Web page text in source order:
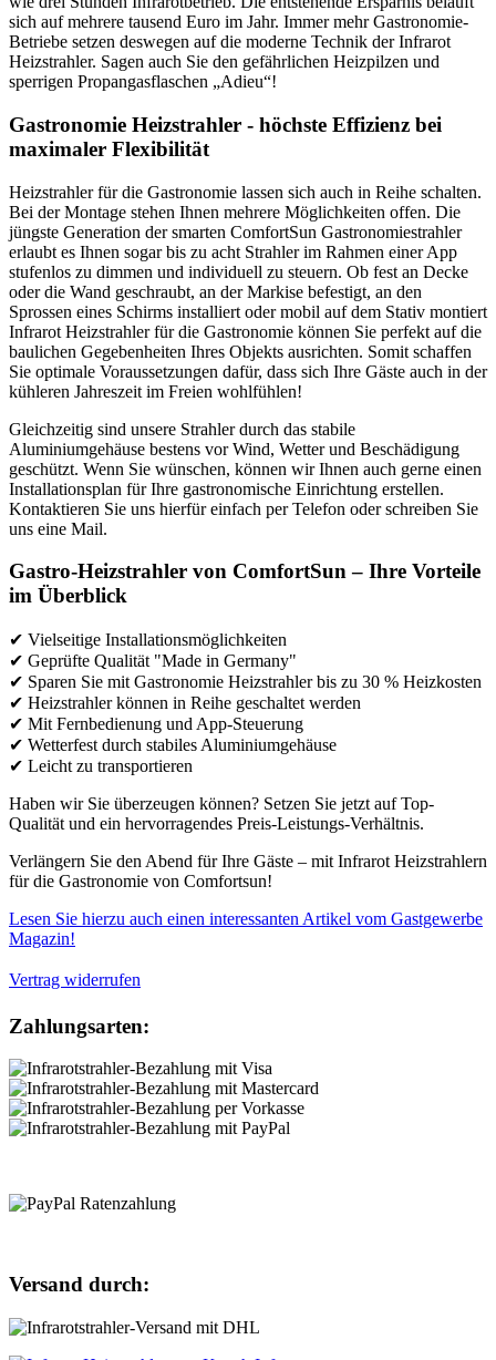
sich auf mehrere tausend Euro im Jahr. Immer mehr Gastronomie-
Betriebe setzen deswegen auf die moderne Technik der Infrarot
Heizstrahler. Sagen auch Sie den gefährlichen Heizpilzen und
sperrigen Propangasflaschen „Adieu“!
Gastronomie Heizstrahler - höchste Effizienz bei
maximaler Flexibilität
Heizstrahler für die Gastronomie lassen sich auch in Reihe schalten.
Bei der Montage stehen Ihnen mehrere Möglichkeiten offen. Die
jüngste Generation der smarten ComfortSun Gastronomiestrahler
erlaubt es Ihnen sogar bis zu acht Strahler im Rahmen einer App
stufenlos zu dimmen und individuell zu steuern. Ob fest an Decke
oder die Wand geschraubt, an der Markise befestigt, an den
Sprossen eines Schirms installiert oder mobil auf dem Stativ montiert
Infrarot Heizstrahler für die Gastronomie können Sie perfekt auf die
baulichen Gegebenheiten Ihres Objekts ausrichten. Somit schaffen
Sie optimale Voraussetzungen dafür, dass sich Ihre Gäste auch in der
kühleren Jahreszeit im Freien wohlfühlen!
Gleichzeitig sind unsere Strahler durch das stabile
Aluminiumgehäuse bestens vor Wind, Wetter und Beschädigung
geschützt. Wenn Sie wünschen, können wir Ihnen auch gerne einen
Installationsplan für Ihre gastronomische Einrichtung erstellen.
Kontaktieren Sie uns hierfür einfach per Telefon oder schreiben Sie
uns eine Mail.
Gastro-Heizstrahler von ComfortSun – Ihre Vorteile
im Überblick
✔ Vielseitige Installationsmöglichkeiten
✔ Geprüfte Qualität "Made in Germany"
✔ Sparen Sie mit Gastronomie Heizstrahler bis zu 30 % Heizkosten
✔ Heizstrahler können in Reihe geschaltet werden
✔ Mit Fernbedienung und App-Steuerung
✔ Wetterfest durch stabiles Aluminiumgehäuse
✔ Leicht zu transportieren
Haben wir Sie überzeugen können? Setzen Sie jetzt auf Top-
Qualität und ein hervorragendes Preis-Leistungs-Verhältnis.
Verlängern Sie den Abend für Ihre Gäste – mit Infrarot Heizstrahlern
für die Gastronomie von Comfortsun!
Lesen Sie hierzu auch einen interessanten Artikel vom Gastgewerbe
Magazin!
Vertrag widerrufen
Zahlungsarten:
Versand durch: